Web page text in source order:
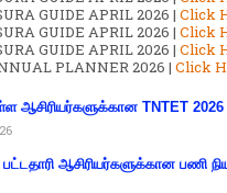
GUIDE APRIL 2026 | Click
GUIDE APRIL 2026 | Click
GUIDE APRIL 2026 | Click
PLANNER 2026 | Click
ஆசிரியர்களுக்கான TNTET 2026
ஆசிரியர்களுக்கான பணி